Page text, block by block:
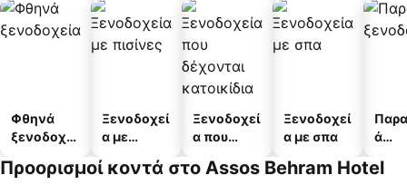
Φθηνά
ξενοδοχεί
Ξενοδοχεί
α με
Ξενοδοχεί
α που
κατοικίδι
Ξενοδοχεί
α με σπα
ά
α
Προορισμοί κοντά στο Assos Behram Hotel